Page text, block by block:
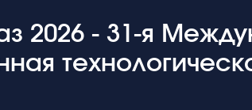
2026 - 31-я